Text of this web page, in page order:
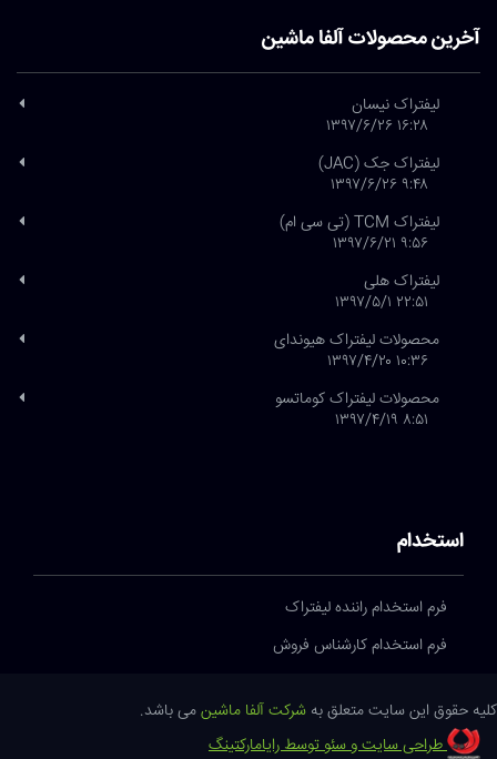
آخرین محصولات آلفا ماشین
لیفتراک نیسان
۱۶:۲۸ ۱۳۹۷/۶/۲۶
لیفتراک جک (JAC)
۹:۴۸ ۱۳۹۷/۶/۲۶
لیفتراک TCM (تی سی ام)
۹:۵۶ ۱۳۹۷/۶/۲۱
لیفتراک هلی
۲۲:۵۱ ۱۳۹۷/۵/۱
محصولات لیفتراک هیوندای
۱۰:۳۶ ۱۳۹۷/۴/۲۰
محصولات لیفتراک کوماتسو
۸:۵۱ ۱۳۹۷/۴/۱۹
استخدام
فرم استخدام راننده لیفتراک
فرم استخدام کارشناس فروش
کلیه حقوق این سایت متعلق به شرکت آلفا ماشینمی باشد.
طراحی سایت و سئو توسط رایامارکتینگ